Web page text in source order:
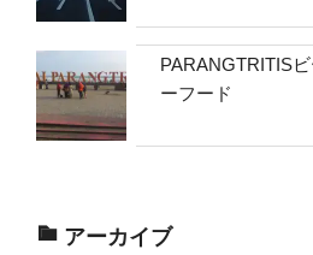
PARANGTRITIS
ーフード
アーカイブ